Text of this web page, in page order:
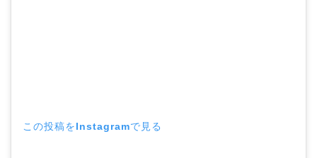
この投稿をInstagramで見る